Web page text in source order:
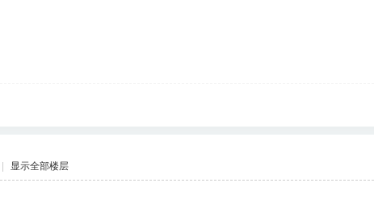
显示全部楼层